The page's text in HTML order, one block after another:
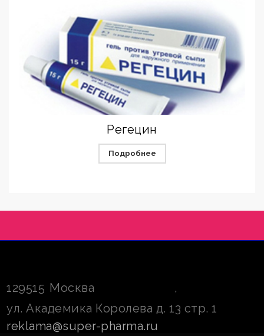
Регецин
Подробнее
129515 Москва
,
ул. Академика Королева д. 13 стр. 1
reklama@super-pharma.ru